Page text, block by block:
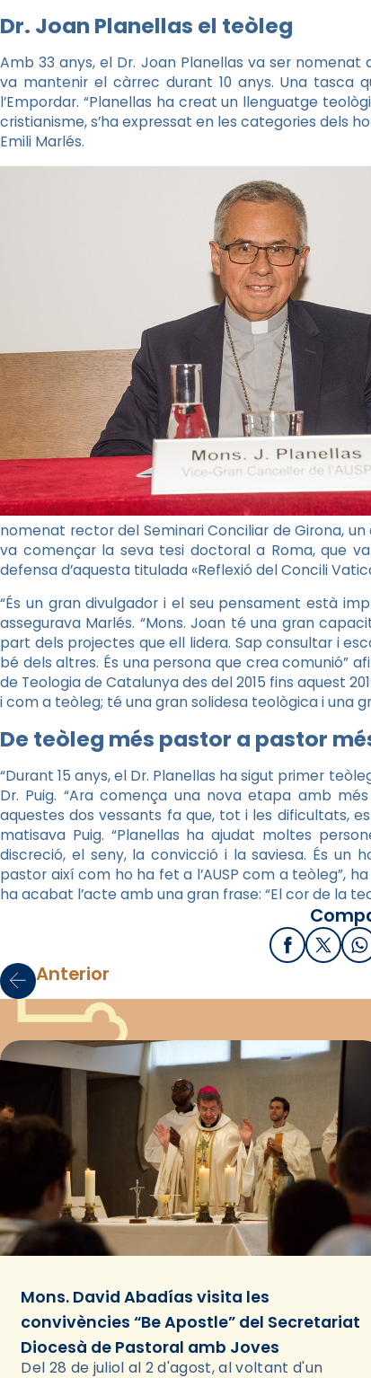
Dr. Joan Planellas el teòleg
Amb 33 anys, el Dr. Joan Planellas va ser
va mantenir el càrrec durant 10 anys. Una
l’Empordar. “Planellas ha creat un llenguatge
cristianisme, s’ha expressat en les categories dels
Emili Marlés.
nomenat rector del Seminari Conciliar de Girona,
va començar la seva tesi doctoral a Roma, que
defensa d’aquesta titulada «Reflexió del Concili
“És un gran divulgador i el seu pensament està
assegurava Marlés. “Mons. Joan té una gran
part dels projectes que ell lidera. Sap consultar i
bé dels altres. És una persona que crea comunió”
de Teologia de Catalunya des del 2015 fins aquest
i com a teòleg; té una gran solidesa teològica i una
De teòleg més pastor a pastor
“Durant 15 anys, el Dr. Planellas ha sigut primer
Dr. Puig. “Ara comença una nova etapa amb
aquestes dos vessants fa que, tot i les dificultats,
matisava Puig. “Planellas ha ajudat moltes
discreció, el seny, la convicció i la saviesa. És
pastor així com ho ha fet a l’AUSP com a teòleg”,
ha acabat l’acte amb una gran frase: “El cor de la
Facebook
X /
Anterior
Mons. David Abadías visita les
convivències “Be Apostle” del Secretariat
Diocesà de Pastoral amb Joves
Del 28 de juliol al 2 d'agost, al voltant d'un